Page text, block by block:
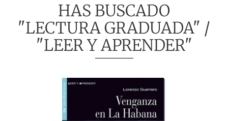
HAS BUSCADO
"LECTURA GRADUADA" /
"LEER Y APRENDER"